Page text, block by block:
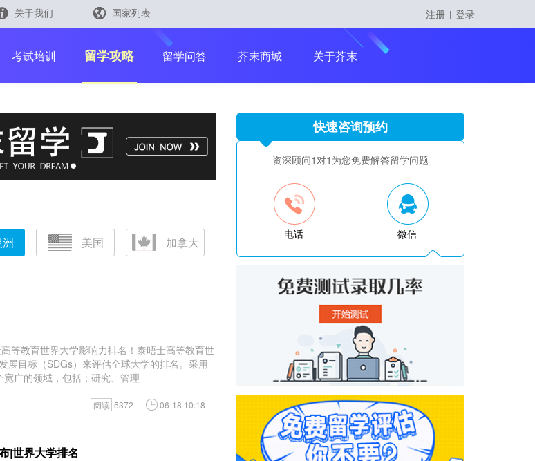
官方小程序 留学大咖精英课
关于我们
国家列表
马来西亚
注册 | 登录
考试培训 留学攻略 留学问答 芥末商城 关于芥末
美国 加拿大
等教育世界大学影响力排名！泰晤士高等教育世
展目标（SDGs）来评估全球大学的排名。采用
广的领域，包括：研究、管理
阅读 5372 06-18 10:18
|世界大学排名
快速咨询预约
资深顾问1对1为您免费解答留学问题
电话 微信